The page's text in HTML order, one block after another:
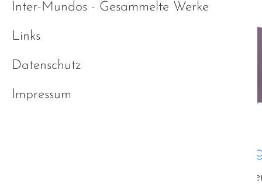
Fernseh- und
Im Zuge der geplanten
Inter-Mundos - Gesammelte Werke
Links
Datenschutz
Impressum